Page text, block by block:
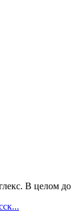
В целом